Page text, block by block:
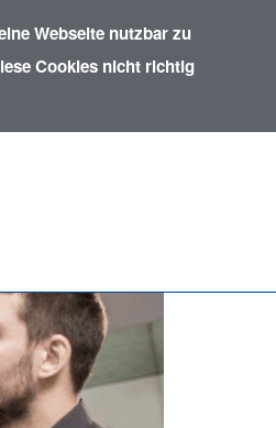
Webseite nutzbar zu
Cookies nicht richtig